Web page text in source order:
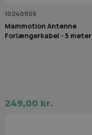
10240905
Mammotion Antenne
Forlængerkabel - 5 meter
249,00 kr.